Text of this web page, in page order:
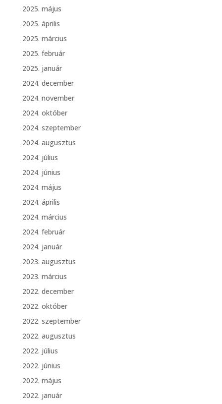
2025. május
2025. április
2025. március
2025. február
2025. január
2024. december
2024. november
2024. október
2024. szeptember
2024. augusztus
2024. július
2024. június
2024. május
2024. április
2024. március
2024. február
2024. január
2023. augusztus
2023. március
2022. december
2022. október
2022. szeptember
2022. augusztus
2022. július
2022. június
2022. május
2022. január